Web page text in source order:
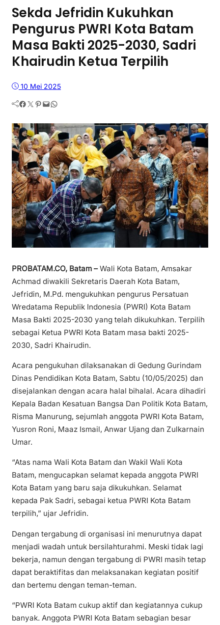
Sekda Jefridin Kukuhkan
Pengurus PWRI Kota Batam
Masa Bakti 2025-2030, Sadri
Khairudin Ketua Terpilih
10 Mei 2025
Facebook Twitter Pinterest Mail WhatsApp
PROBATAM.CO, Batam –Wali Kota Batam, Amsakar
Achmad diwakili Sekretaris Daerah Kota Batam,
Jefridin, M.Pd. mengukuhkan pengurus Persatuan
Wredatama Republik Indonesia (PWRI) Kota Batam
Masa Bakti 2025-2030 yang telah dikukuhkan. Terpilih
sebagai Ketua PWRI Kota Batam masa bakti 2025-
2030, Sadri Khairudin.
Acara pengukuhan dilaksanakan di Gedung Gurindam
Dinas Pendidikan Kota Batam, Sabtu (10/05/2025) dan
disejalankan dengan acara halal bihalal. Acara dihadiri
Kepala Badan Kesatuan Bangsa Dan Politik Kota Batam,
Risma Manurung, sejumlah anggota PWRI Kota Batam,
Yusron Roni, Maaz Ismail, Anwar Ujang dan Zulkarnain
Umar.
“Atas nama Wali Kota Batam dan Wakil Wali Kota
Batam, mengucapkan selamat kepada anggota PWRI
Kota Batam yang baru saja dikukuhkan. Selamat
kepada Pak Sadri, sebagai ketua PWRI Kota Batam
terpilih,” ujar Jefridin.
Dengan tergabung di organisasi ini menurutnya dapat
menjadi wadah untuk bersilahturahmi. Meski tidak lagi
bekerja, namun dengan tergabung di PWRI masih tetap
dapat beraktifitas dan melaksanakan kegiatan positif
dan bertemu dengan teman-teman.
“PWRI Kota Batam cukup aktif dan kegiatannya cukup
banyak. Anggota PWRI Kota Batam sebagian besar